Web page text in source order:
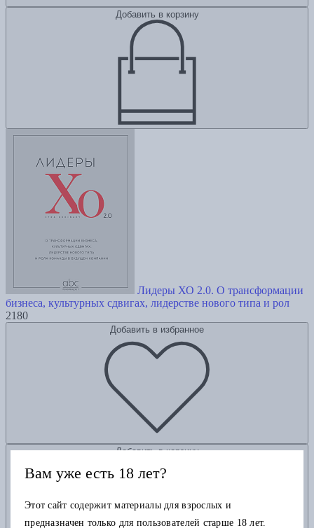
Добавить в корзину
Лидеры ХО 2.0. О трансформации
бизнеса, культурных сдвигах, лидерстве нового типа и рол
2180
Добавить в избранное
Добавить в корзину
Вам уже есть 18 лет?
Этот сайт содержит материалы для взрослых и
предназначен только для пользователей старше 18 лет.